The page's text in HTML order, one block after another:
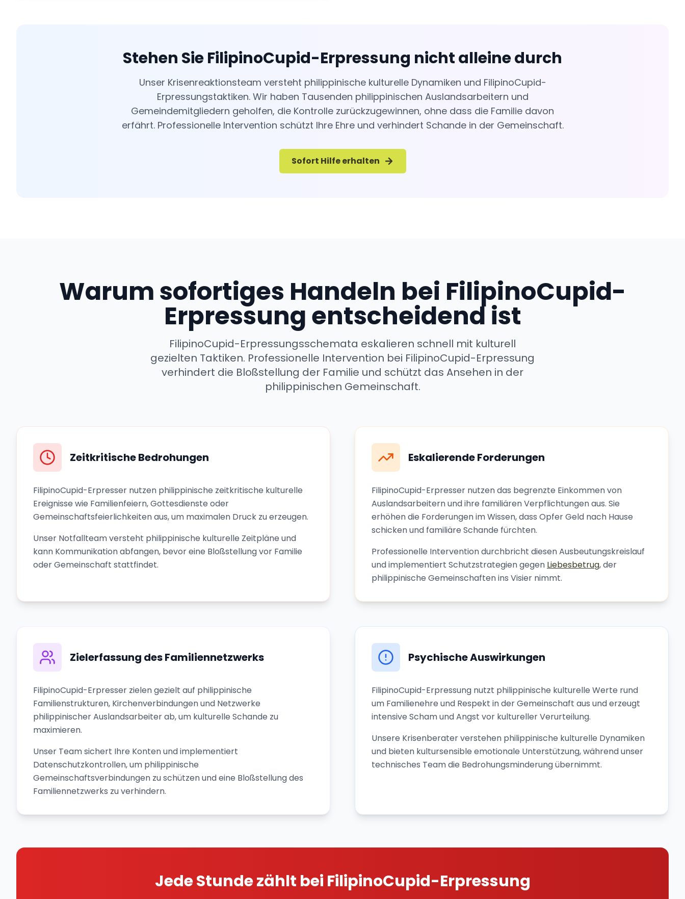
Stehen Sie FilipinoCupid-Erpressung nicht alleine durch
Unser Krisenreaktionsteam versteht philippinische kulturelle Dynamiken und FilipinoCupid-
Erpressungstaktiken. Wir haben Tausenden philippinischen Auslandsarbeitern und
Gemeindemitgliedern geholfen, die Kontrolle zurückzugewinnen, ohne dass die Familie davon
erfährt. Professionelle Intervention schützt Ihre Ehre und verhindert Schande in der Gemeinschaft.
Sofort Hilfe erhalten
Warum sofortiges Handeln bei FilipinoCupid-
Erpressung entscheidend ist
FilipinoCupid-Erpressungsschemata eskalieren schnell mit kulturell
gezielten Taktiken. Professionelle Intervention bei FilipinoCupid-Erpressung
verhindert die Bloßstellung der Familie und schützt das Ansehen in der
philippinischen Gemeinschaft.
Zeitkritische Bedrohungen
FilipinoCupid-Erpresser nutzen philippinische zeitkritische kulturelle
Ereignisse wie Familienfeiern, Gottesdienste oder
Gemeinschaftsfeierlichkeiten aus, um maximalen Druck zu erzeugen.
Unser Notfallteam versteht philippinische kulturelle Zeitpläne und
kann Kommunikation abfangen, bevor eine Bloßstellung vor Familie
oder Gemeinschaft stattfindet.
Eskalierende Forderungen
FilipinoCupid-Erpresser nutzen das begrenzte Einkommen von
Auslandsarbeitern und ihre familiären Verpflichtungen aus. Sie
erhöhen die Forderungen im Wissen, dass Opfer Geld nach Hause
schicken und familiäre Schande fürchten.
Professionelle Intervention durchbricht diesen Ausbeutungskreislauf
und implementiert Schutzstrategien gegen Liebesbetrug, der
philippinische Gemeinschaften ins Visier nimmt.
Zielerfassung des Familiennetzwerks
FilipinoCupid-Erpresser zielen gezielt auf philippinische
Familienstrukturen, Kirchenverbindungen und Netzwerke
philippinischer Auslandsarbeiter ab, um kulturelle Schande zu
maximieren.
Unser Team sichert Ihre Konten und implementiert
Datenschutzkontrollen, um philippinische
Gemeinschaftsverbindungen zu schützen und eine Bloßstellung des
Familiennetzwerks zu verhindern.
Psychische Auswirkungen
FilipinoCupid-Erpressung nutzt philippinische kulturelle Werte rund
um Familienehre und Respekt in der Gemeinschaft aus und erzeugt
intensive Scham und Angst vor kultureller Verurteilung.
Unsere Krisenberater verstehen philippinische kulturelle Dynamiken
und bieten kultursensible emotionale Unterstützung, während unser
technisches Team die Bedrohungsminderung übernimmt.
Jede Stunde zählt bei FilipinoCupid-Erpressung